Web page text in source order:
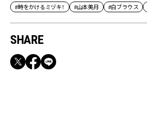
#時をかけるミヅキ！ #山本美月 #白ブラウス
SHARE